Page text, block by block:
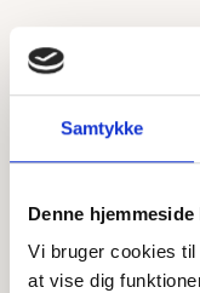
Samtykke
Denne
Vi bruger cookies
at vise dig
Bil magnet